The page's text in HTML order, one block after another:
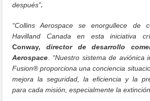
después”.
“Collins Aerospace se enorgullece de
Havilland Canada en esta iniciativa
Conway, director de desarrollo
Aerospace
“Nuestro sistema de aviónica
Fusion® proporciona una conciencia
mejora la seguridad, la eficiencia y la
para cada misión, especialmente la